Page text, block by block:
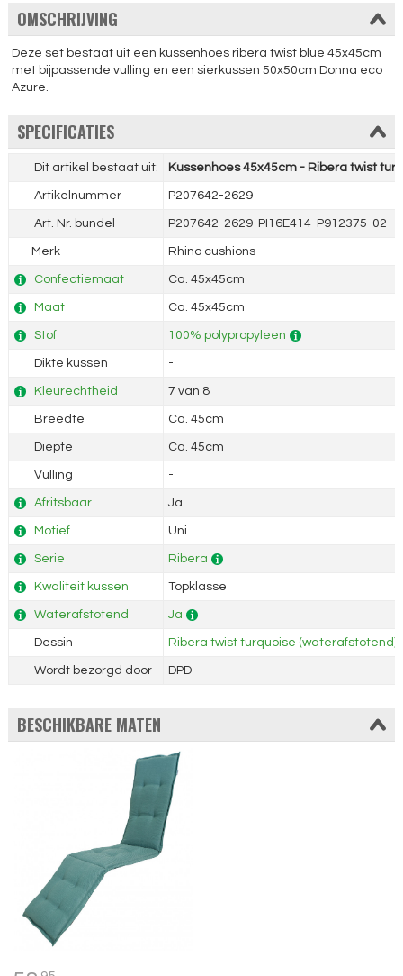
OMSCHRIJVING
Deze set bestaat uit een kussenhoes ribera twist blue 45x45cm
met bijpassende vulling en een sierkussen 50x50cm Donna eco
Azure.
SPECIFICATIES
Dit artikel bestaat uit: Kussenhoes 45x45cm - Ribera twist
Artikelnummer P207642-2629
Art. Nr. bundel P207642-2629-PI16E414-P912375-02
Merk Rhino cushions
Confectiemaat Ca. 45x45cm
Maat Ca. 45x45cm
Stof 100% polypropyleen
Dikte kussen -
Kleurechtheid 7 van 8
Breedte Ca. 45cm
Diepte Ca. 45cm
Vulling -
Afritsbaar Ja
Motief Uni
Serie Ribera
Kwaliteit kussen Topklasse
Waterafstotend Ja
Dessin Ribera twist turquoise (waterafstotend)
Wordt bezorgd door DPD
BESCHIKBARE MATEN